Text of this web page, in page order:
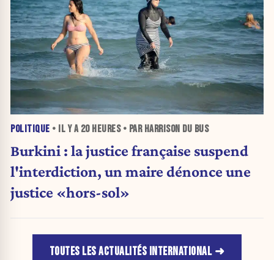
POLITIQUE • IL Y A 20 HEURES• PAR HARRISON DU BUS
Burkini : la justice française suspend
l'interdiction, un maire dénonce une
justice «hors-sol»
TOUTES LES ACTUALITÉS INTERNATIONAL